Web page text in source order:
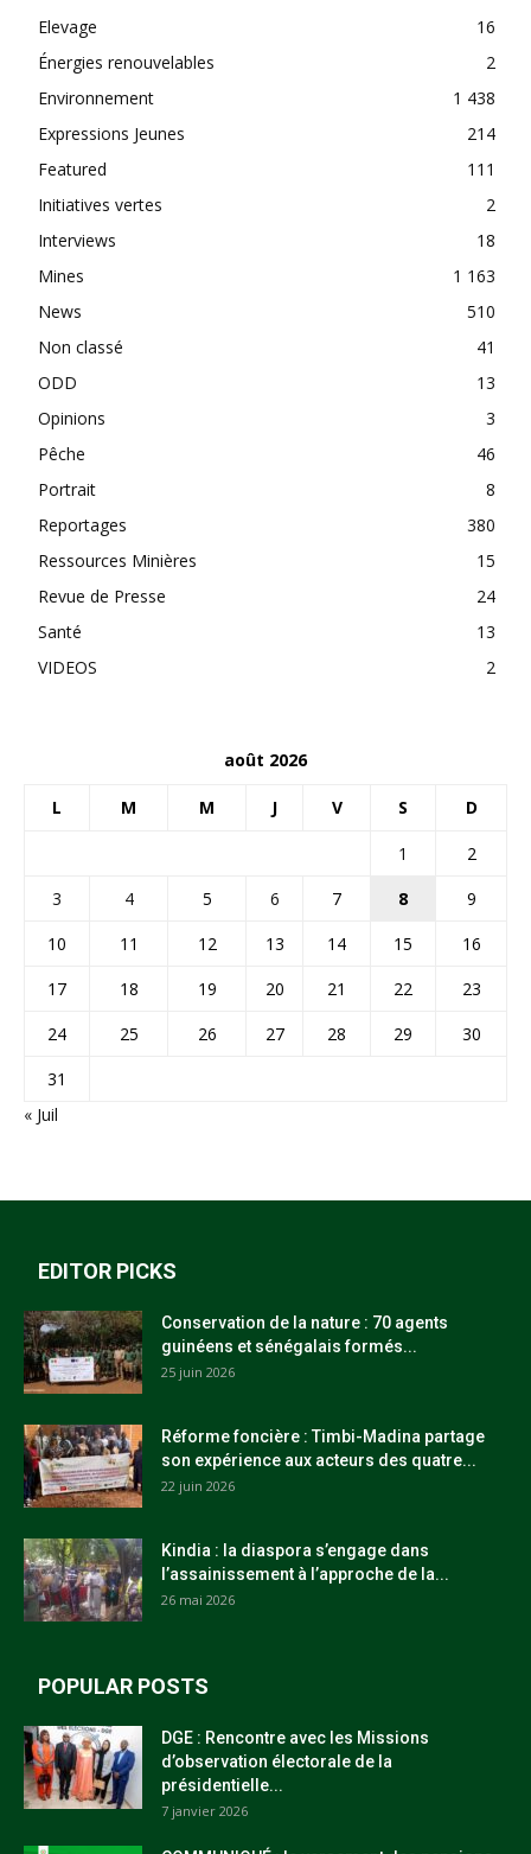
Elevage
16
Énergies renouvelables
2
Environnement
1 438
Expressions Jeunes
214
Featured
111
Initiatives vertes
2
Interviews
18
Mines
1 163
News
510
Non classé
41
ODD
13
Opinions
3
Pêche
46
Portrait
8
Reportages
380
Ressources Minières
15
Revue de Presse
24
Santé
13
VIDEOS
2
août 2026
L M M J V S D
1
2
3
4 5 6 7 8
9
10
11 12 13 14 15
16
17
18 19 20 21 22
23
24
25 26 27 28 29
30
31
« Juil
EDITOR PICKS
Conservation de la nature : 70 agents
guinéens et sénégalais formés...
25 juin 2026
Réforme foncière : Timbi-Madina partage
son expérience aux acteurs des quatre...
22 juin 2026
Kindia : la diaspora s’engage dans
l’assainissement à l’approche de la...
26 mai 2026
POPULAR POSTS
DGE : Rencontre avec les Missions
d’observation électorale de la
présidentielle...
7 janvier 2026